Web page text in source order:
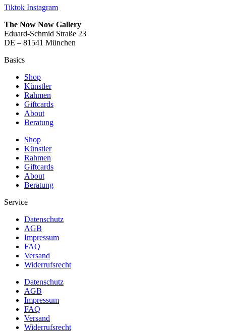
Tiktok Instagram
The Now Now Gallery
Eduard-Schmid Straße 23
DE – 81541 München
Basics
Shop
Künstler
Rahmen
Giftcards
About
Beratung
Shop
Künstler
Rahmen
Giftcards
About
Beratung
Service
Datenschutz
AGB
Impressum
FAQ
Versand
Widerrufsrecht
Datenschutz
AGB
Impressum
FAQ
Versand
Widerrufsrecht